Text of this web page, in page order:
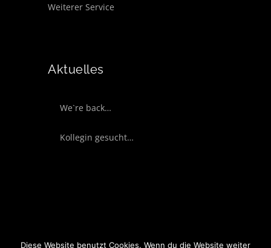
Weiterer Service
Aktuelles
We`re back…
Kollegin gesucht…
Diese Website benutzt Cookies. Wenn du die Website weiter